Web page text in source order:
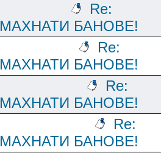
Re:
МАХНАТИ БАНОВЕ!
Re:
МАХНАТИ БАНОВЕ!
Re:
МАХНАТИ БАНОВЕ!
Re:
МАХНАТИ БАНОВЕ!